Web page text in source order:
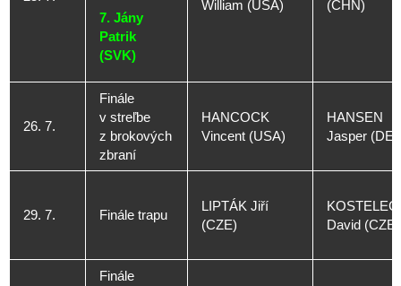
7. Jány
Patrik
(SVK)
William (USA)
(CHN)
26. 7.
Finále
v streľbe
z brokových
zbraní
HANCOCK
Vincent (USA)
HANSEN
Jasper
29. 7. Finále trapu
LIPTÁK Jiří
(CZE)
David (CZE)
Finále